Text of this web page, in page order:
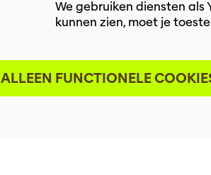
We gebruiken diensten als
kunnen zien, moet je
ALLEEN FUNCTIONELE